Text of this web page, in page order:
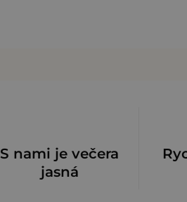
S nami je večera
jasná